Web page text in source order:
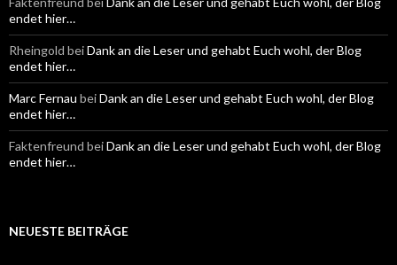
endet hier…
Rheingold beiDank an die Leser und gehabt Euch wohl, der Blog
endet hier…
Marc Fernau beiDank an die Leser und gehabt Euch wohl, der Blog
endet hier…
Faktenfreund beiDank an die Leser und gehabt Euch wohl, der Blog
endet hier…
NEUESTE BEITRÄGE